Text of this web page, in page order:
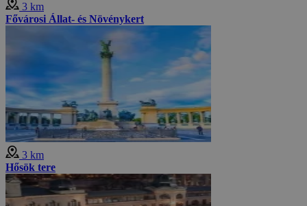
3 km
Fővárosi Állat- és Növénykert
3 km
Hősök tere